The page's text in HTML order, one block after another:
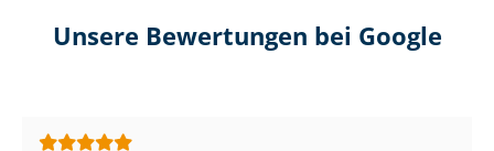
Unsere Bewertungen bei Google